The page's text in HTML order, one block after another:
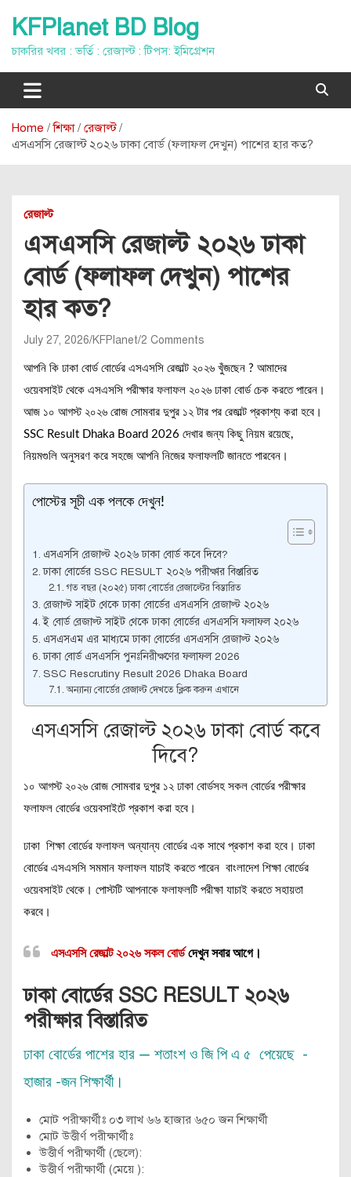
content
KFPlanet BD Blog
চাকরির খবর : ভর্তি : রেজাল্ট : টিপস: ইমিগ্রেশন
Home শিক্ষা
রেজাল্ট
এসএসসি রেজাল্ট ২০২৬ ঢাকা বোর্ড (ফলাফল দেখুন) পাশের হার কত?
রেজাল্ট
এসএসসি রেজাল্ট ২০২৬ ঢাকা
বোর্ড (ফলাফল দেখুন) পাশের
হার কত?
July 27, 2026 KFPlanet 2 Comments
আপনি কি ঢাকা বোর্ড বোর্ডের এসএসসি রেজাল্ট ২০২৬ খুঁজছেন ? আমাদের
ওয়েবসাইট থেকে এসএসসি পরীক্ষার ফলাফল ২০২৬ ঢাকা বোর্ড চেক করতে পারেন।
আজ ১০ আগস্ট ২০২৬ রোজ সোমবার দুপুর ১২ টার পর রেজাল্ট প্রকাশ্য করা হবে।
SSC Result Dhaka Board 2026 দেখার জন্য কিছু নিয়ম রয়েছে,
নিয়মগুলি অনুসরণ করে সহজে আপনি নিজের ফলাফলটি জানতে পারবেন।
পোস্টের সূচী এক পলকে দেখুন!
এসএসসি রেজাল্ট ২০২৬ ঢাকা বোর্ড কবে দিবে?
ঢাকা বোর্ডের SSC RESULT ২০২৬ পরীক্ষার বিস্তারিত
গত বছর (২০২৫) ঢাকা বোর্ডের রেজাল্টের বিস্তারিত
রেজাল্ট সাইট থেকে ঢাকা বোর্ডের এসএসসি রেজাল্ট ২০২৬
ই বোর্ড রেজাল্ট সাইট থেকে ঢাকা বোর্ডের এসএসসি ফলাফল ২০২৬
এসএসএম এর মাধ্যমে ঢাকা বোর্ডের এসএসসি রেজাল্ট ২০২৬
ঢাকা বোর্ড এসএসসি পুনঃনিরীক্ষণের ফলাফল 2026
SSC Rescrutiny Result 2026 Dhaka Board
অন্যান্য বোর্ডের রেজাল্ট দেখতে ক্লিক করুন এখানে
এসএসসি রেজাল্ট ২০২৬ ঢাকা বোর্ড কবে
দিবে?
১০ আগস্ট ২০২৬ রোজ সোমবার দুপুর ১২ ঢাকা বোর্ডসহ সকল বোর্ডের পরীক্ষার
ফলাফল বোর্ডের ওয়েবসাইটে প্রকাশ করা হবে।
ঢাকা শিক্ষা বোর্ডের ফলাফল অন্যান্য বোর্ডের এক সাথে প্রকাশ করা হবে। ঢাকা
বোর্ডের এসএসসি সমমান ফলাফল যাচাই করতে পারেন বাংলাদেশ শিক্ষা বোর্ডের
ওয়েবসাইট থেকে। পোস্টটি আপনাকে ফলাফলটি পরীক্ষা যাচাই করতে সহায়তা
করবে।
এসএসসি রেজাল্ট ২০২৬ সকল বোর্ডদেখুন সবার আগে।
ঢাকা বোর্ডের SSC RESULT ২০২৬
পরীক্ষার বিস্তারিত
ঢাকা বোর্ডের পাশের হার — শতাংশ ও জি পি এ ৫ পেয়েছে -
হাজার -জন শিক্ষার্থী।
মোট পরীক্ষার্থীঃ ০৩ লাখ ৬৬ হাজার ৬৫০ জন শিক্ষার্থী
মোট উত্তীর্ণ পরীক্ষার্থীঃ
উত্তীর্ণ পরীক্ষার্থী (ছেলে):
উত্তীর্ণ পরীক্ষার্থী (মেয়ে ):